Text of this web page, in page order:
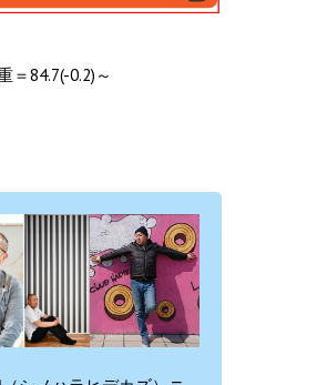
＝84.7(-0.2)～